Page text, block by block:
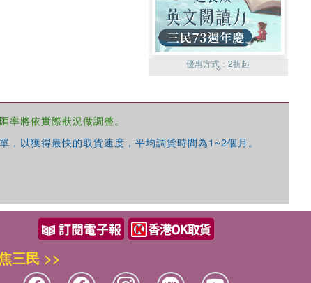
優惠方式：2折起
將依實際狀況做調整。
以獲得最快的取貨速度，平均調貨時間為1~2個月。
三民 >>